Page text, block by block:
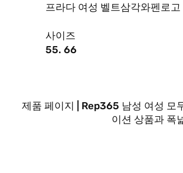
프라다 여성 벨트삼각와펜로고
사이즈
55. 66
제품 페이지 | Rep365 남성 여성 모
이션 상품과 폭